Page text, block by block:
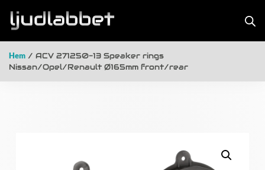
Hem / ACV 271250-13 Speaker rings
Nissan/Opel/Renault Ø165mm front/rear